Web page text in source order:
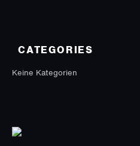
CATEGORIES
Keine Kategorien